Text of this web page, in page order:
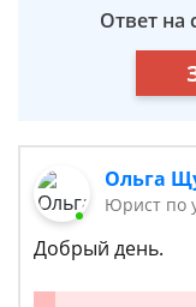
Ответ на
Ольга
Юрист по
Добрый день.